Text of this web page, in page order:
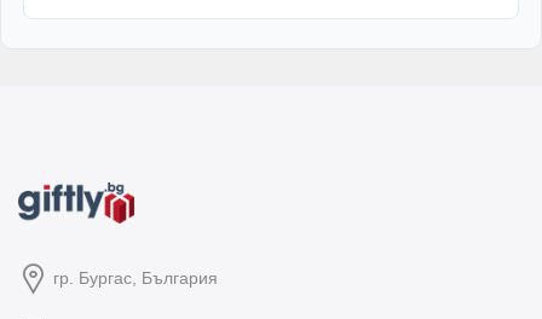
гр. Бургас, България